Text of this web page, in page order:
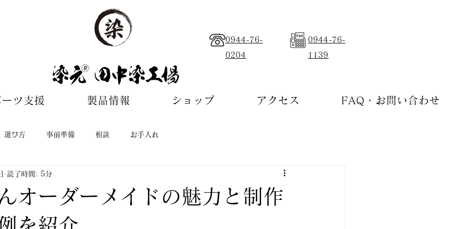
🄬
0944-76-
0204
0944-76-
1139
ツ支援 製品情報 ショップ アクセス FAQ・お問い合わせ
選び方 事前準備 相談 お手入れ
オーダーメイドの魅力と制作
を紹介
読了時間: 5分